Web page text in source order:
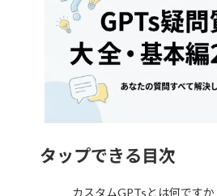
タップできる目次
カスタムGPTsとは何ですか